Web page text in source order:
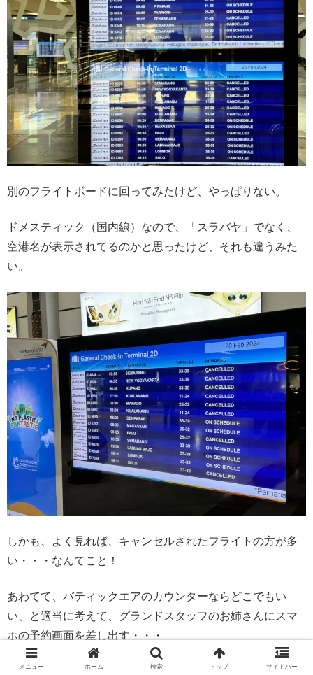
別のフライトボードに回ってみたけど、やっぱりない。
ドメスティック（国内線）なので、「スラバヤ」でなく、
空港名が表示されてるのかと思ったけど、それも違うみた
い。
しかも、よく見れば、キャンセルされたフライトの方が多
い・・・なんてこと！
あわてて、バティックエアのカウンターならどこでもい
い、と適当に考えて、グランドスタッフのお姉さんにスマ
ホの予約画面を差し出す・・・
と、なにも問題なく発券してくれた。よかっ
メニュー ホーム 検索 トップ サイドバー